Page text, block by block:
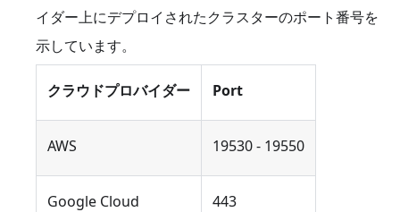
イダー上にデプロイされたクラスターのポート番号を
示しています。
クラウドプロバイダー Port
AWS 19530 - 19550
Google Cloud 443